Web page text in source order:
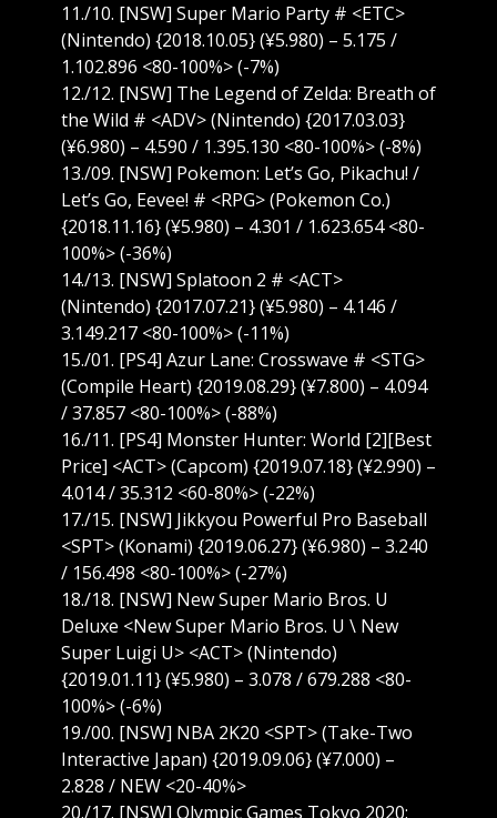
11./10. [NSW] Super Mario Party # <ETC>
(Nintendo) {2018.10.05} (¥5.980) – 5.175 /
1.102.896 <80-100%> (-7%)
12./12. [NSW] The Legend of Zelda: Breath of
the Wild # <ADV> (Nintendo) {2017.03.03}
(¥6.980) – 4.590 / 1.395.130 <80-100%> (-8%)
13./09. [NSW] Pokemon: Let’s Go, Pikachu! /
Let’s Go, Eevee! # <RPG> (Pokemon Co.)
{2018.11.16} (¥5.980) – 4.301 / 1.623.654 <80-
100%> (-36%)
14./13. [NSW] Splatoon 2 # <ACT>
(Nintendo) {2017.07.21} (¥5.980) – 4.146 /
3.149.217 <80-100%> (-11%)
15./01. [PS4] Azur Lane: Crosswave # <STG>
(Compile Heart) {2019.08.29} (¥7.800) – 4.094
/ 37.857 <80-100%> (-88%)
16./11. [PS4] Monster Hunter: World [2][Best
Price] <ACT> (Capcom) {2019.07.18} (¥2.990) –
4.014 / 35.312 <60-80%> (-22%)
17./15. [NSW] Jikkyou Powerful Pro Baseball
<SPT> (Konami) {2019.06.27} (¥6.980) – 3.240
/ 156.498 <80-100%> (-27%)
18./18. [NSW] New Super Mario Bros. U
Deluxe <New Super Mario Bros. U \ New
Super Luigi U> <ACT> (Nintendo)
{2019.01.11} (¥5.980) – 3.078 / 679.288 <80-
100%> (-6%)
19./00. [NSW] NBA 2K20 <SPT> (Take-Two
Interactive Japan) {2019.09.06} (¥7.000) –
2.828 / NEW <20-40%>
20./17. [NSW] Olympic Games Tokyo 2020: